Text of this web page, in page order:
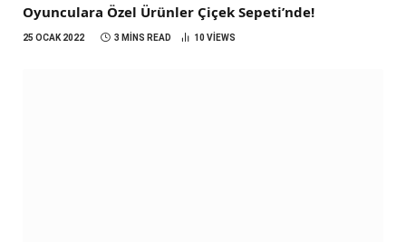
Oyunculara Özel Ürünler Çiçek Sepeti’nde!
25 OCAK 2022 3 MINS READ 10 VIEWS